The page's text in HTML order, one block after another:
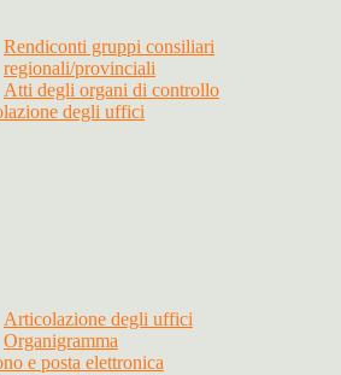
Rendiconti gruppi consiliari
regionali/provinciali
Atti degli organi di controllo
degli uffici
Articolazione degli uffici
Organigramma
e posta elettronica